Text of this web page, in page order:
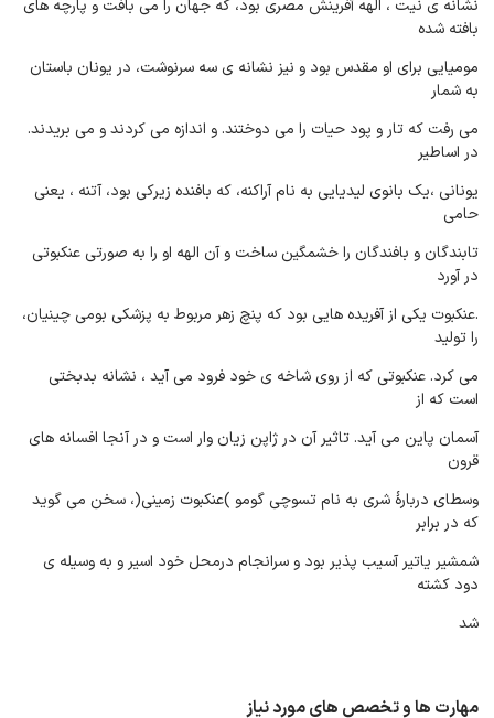
نشانه ی نیت ، الهه آفرینش مصری بود، که جهان را می بافت و پارچه های
بافته شده
مومیایی برای او مقدس بود و نیز نشانه ی سه سرنوشت، در یونان باستان
به شمار
می رفت که تار و پود حیات را می دوختند. و اندازه می کردند و می بریدند.
در اساطیر
یونانی ،یک بانوی لیدیایی به نام آراکنه، که بافنده زیرکی بود، آتنه ، یعنی
حامی
تابندگان و بافندگان را خشمگین ساخت و آن الهه او را به صورتی عنکبوتی
در آورد
.عنکبوت یکی از آفریده هایی بود که پنچ زهر مربوط به پزشکی بومی چینیان،
را تولید
می کرد. عنکبوتی که از روی شاخه ی خود فرود می آید ، نشانه بدبختی
است که از
آسمان پاین می آید. تاثیر آن در ژاپن زیان وار است و در آنجا افسانه های
قرون
وسطای دربارۀ شری به نام تسوچی گومو )عنکبوت زمینی(، سخن می گوید
که در برابر
شمشیر یاتیر آسیب پذیر بود و سرانجام درمحل خود اسیر و به وسیله ی
دود کشته
شد
مهارت ها و تخصص های مورد نیاز